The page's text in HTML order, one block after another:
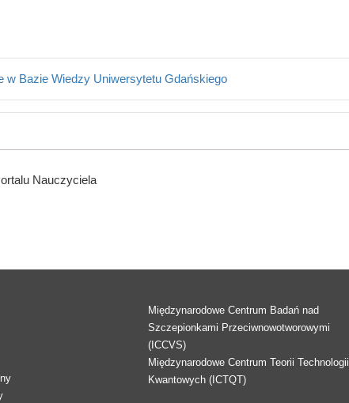
w Bazie Wiedzy Uniwersytetu Gdańskiego
Nauczyciela
Międzynarodowe Centrum Badań nad
Szczepionkami Przeciwnowotworowymi
(ICCVS)
Międzynarodowe Centrum Teorii Technologii
Kwantowych (ICTQT)